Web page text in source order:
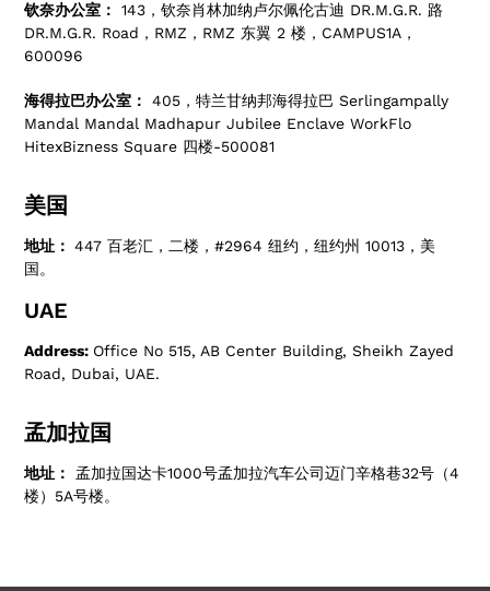
钦奈办公室：
143，钦奈肖林加纳卢尔佩伦古迪 DR.M.G.R. 路
DR.M.G.R. Road，RMZ，RMZ 东翼 2 楼，CAMPUS1A，
600096
海得拉巴办公室：
405，特兰甘纳邦海得拉巴 Serlingampally
Mandal Mandal Madhapur Jubilee Enclave WorkFlo
HitexBizness Square 四楼-500081
美国
地址：447 百老汇，二楼，#2964 纽约，纽约州 10013，美
国。
UAE
Address: Office No 515, AB Center Building, Sheikh Zayed
Road, Dubai, UAE.
孟加拉国
地址：
孟加拉国达卡1000号孟加拉汽车公司迈门辛格巷32号（4
楼）5A号楼。